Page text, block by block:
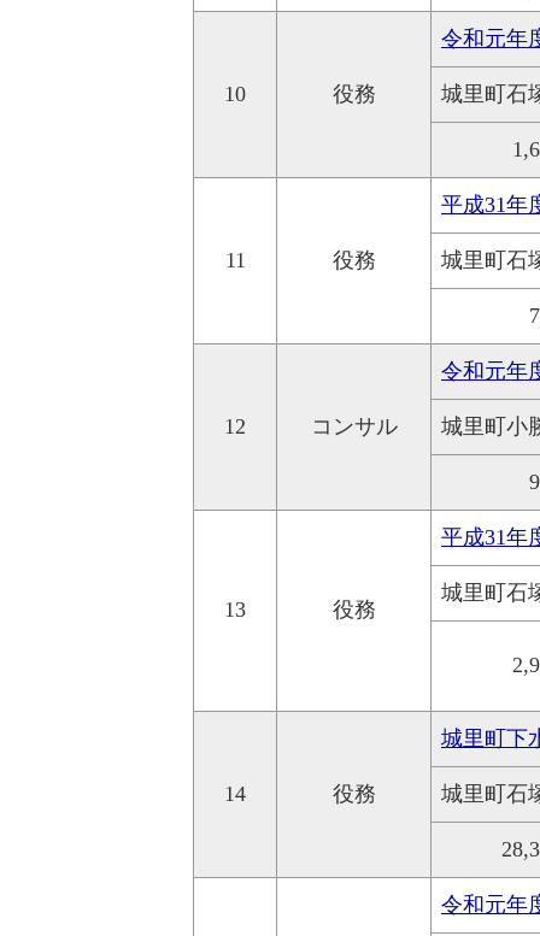
10 役務
令和元年
城里町石
11 役務
平成31年
城里町石
12 コンサル
令和元年
城里町小
13 役務
平成31
城里町石
14 役務
城里町下
城里町石
令和元年